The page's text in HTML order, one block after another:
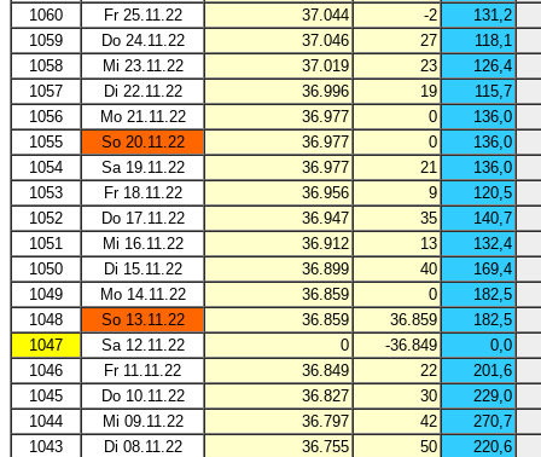
1060
Fr 25.11.22 37.044 -2
131,2
1059
Do 24.11.22 37.046 27
118,1
1058
Mi 23.11.22 37.019 23
126,4
1057
Di 22.11.22 36.996 19
115,7
1056
Mo 21.11.22 36.977 0
136,0
1055
So 20.11.22 36.977 0
136,0
1054
Sa 19.11.22 36.977 21
136,0
1053
Fr 18.11.22 36.956 9
120,5
1052
Do 17.11.22 36.947 35
140,7
1051
Mi 16.11.22 36.912 13
132,4
1050
Di 15.11.22 36.899 40
169,4
1049
Mo 14.11.22 36.859 0
182,5
1048
So 13.11.22 36.859 36.859
182,5
1047
Sa 12.11.22 0 -36.849
0,0
1046
Fr 11.11.22 36.849 22
201,6
1045
Do 10.11.22 36.827 30
229,0
1044
Mi 09.11.22 36.797 42
270,7
1043
Di 08.11.22 36.755 50
220,6